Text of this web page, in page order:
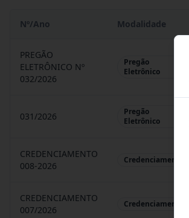
Nº/Ano Modalidade
PREGÃO
ELETRÔNICO Nº
032/2026
Pregão
Eletrônico
031/2026
Pregão
Eletrônico
CREDENCIAMENTO
008-2026
Credenciamento
CREDENCIAMENTO
007/2026
Credenciamento